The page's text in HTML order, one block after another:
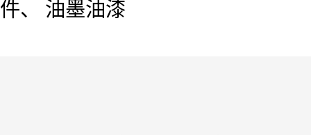
件、 油墨油漆